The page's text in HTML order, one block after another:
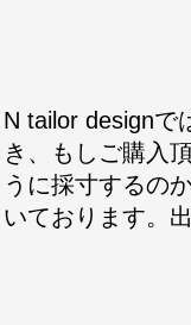
N tailor designで
き、もしご購入
うに採寸するの
いております。